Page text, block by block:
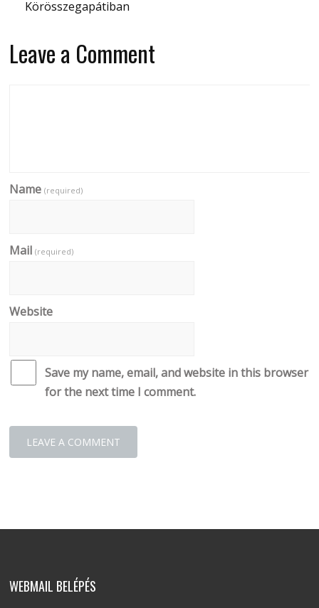
Körösszegapátiban
Leave a Comment
Name(required)
Mail(required)
Website
Save my name, email, and website in this browser
for the next time I comment.
WEBMAIL BELÉPÉS